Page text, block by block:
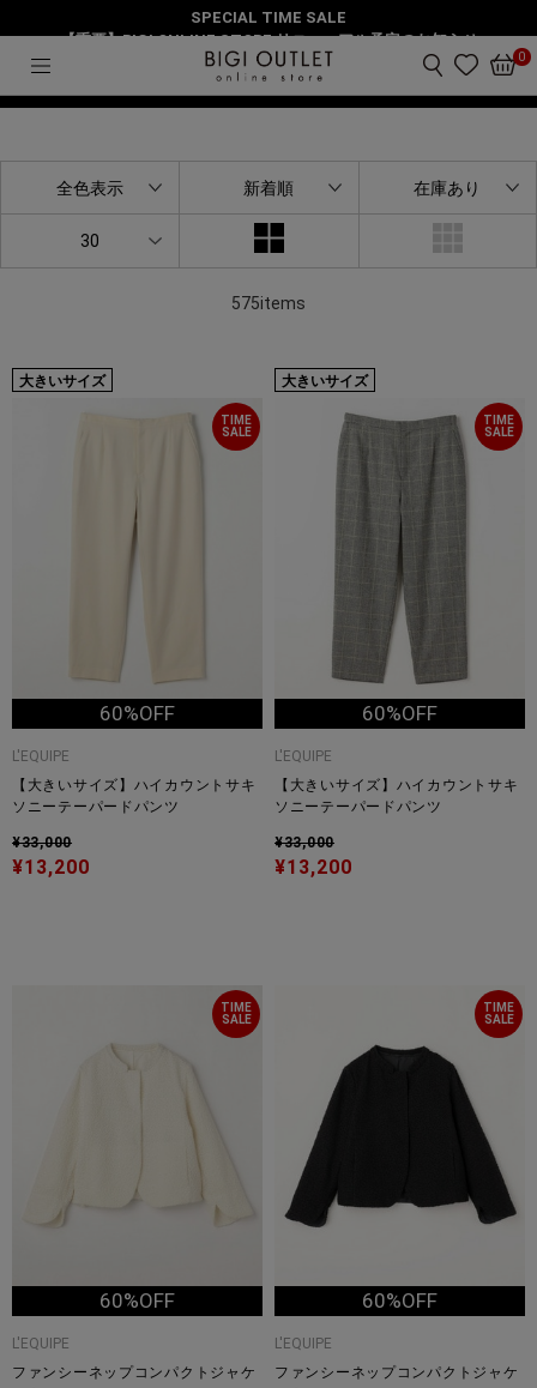
SPECIAL TIME SALE
【重要】BIGI ONLINE STORE リニューアル予定のお知らせ
0
新着アイテム 2ページ目
絞り込み
575items
全色表示 新着順 在庫あり
30
大きいサイズ
TIME
SALE
60%OFF
L'EQUIPE
【大きいサイズ】ハイカウントサキ
ソニーテーパードパンツ
¥33,000
¥13,200
大きいサイズ
TIME
SALE
60%OFF
L'EQUIPE
【大きいサイズ】ハイカウントサキ
ソニーテーパードパンツ
¥33,000
¥13,200
TIME
SALE
60%OFF
L'EQUIPE
ファンシーネップコンパクトジャケ
TIME
SALE
60%OFF
L'EQUIPE
ファンシーネップコンパクトジャケ